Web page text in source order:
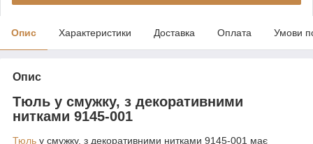
Опис Характеристики Доставка Оплата Умови
Опис
Тюль у смужку, з декоративними
нитками 9145-001
Тюль у смужку, з декоративними нитками 9145-001 має